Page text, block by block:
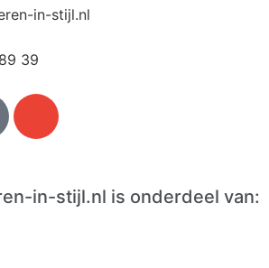
in-stijl.nl​
39​
in-stijl.nl is onderdeel van: